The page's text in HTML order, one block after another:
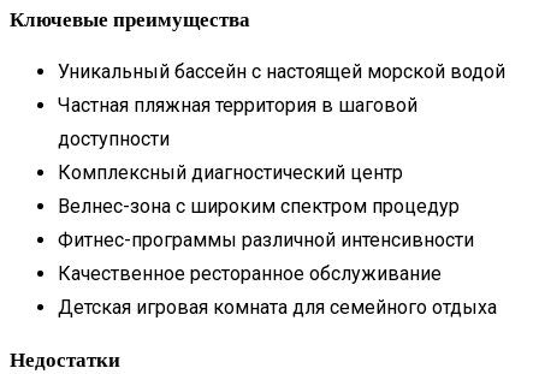
Ключевые преимущества
Уникальный бассейн с настоящей морской водой
Частная пляжная территория в шаговой
доступности
Комплексный диагностический центр
Велнес-зона с широким спектром процедур
Фитнес-программы различной интенсивности
Качественное ресторанное обслуживание
Детская игровая комната для семейного отдыха
Недостатки